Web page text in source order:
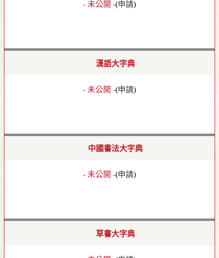
- 未公開 -(申請)
漢語大字典
- 未公開 -(申請)
中國書法大字典
- 未公開 -(申請)
草書大字典